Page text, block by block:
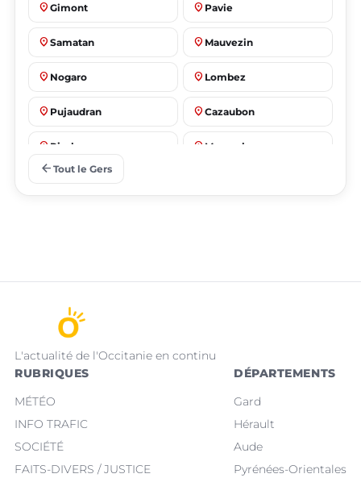
place Gimont place Pavie
place Samatan place Mauvezin
place Nogaro place Lombez
place Pujaudran place Cazaubon
place Riscle place Masseube
arrow_back Tout le Gers
L'actualité de l'Occitanie en continu
RUBRIQUES
MÉTÉO
INFO TRAFIC
SOCIÉTÉ
FAITS-DIVERS / JUSTICE
DÉPARTEMENTS
Gard
Hérault
Aude
Pyrénées-Orientales